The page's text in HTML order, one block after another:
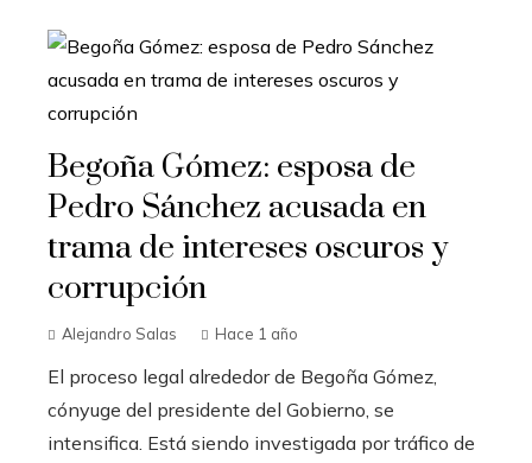
Begoña Gómez: esposa de
Pedro Sánchez acusada en
trama de intereses oscuros y
corrupción
Alejandro Salas Hace 1 año
El proceso legal alrededor de Begoña Gómez,
cónyuge del presidente del Gobierno, se
intensifica. Está siendo investigada por tráfico de